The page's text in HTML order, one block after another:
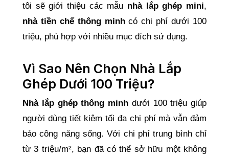
tôi sẽ giới thiệu các mẫu nhà lắp ghép mini,
nhà tiền chế thông minhcó chi phí dưới 100
triệu, phù hợp với nhiều mục đích sử dụng.
Vì Sao Nên Chọn Nhà Lắp
Ghép Dưới 100 Triệu?
Nhà lắp ghép thông minh dưới 100 triệu giúp
người dùng tiết kiệm tối đa chi phí mà vẫn đảm
bảo công năng sống. Với chi phí trung bình chỉ
từ 3 triệu/m², bạn đã có thể sở hữu một không